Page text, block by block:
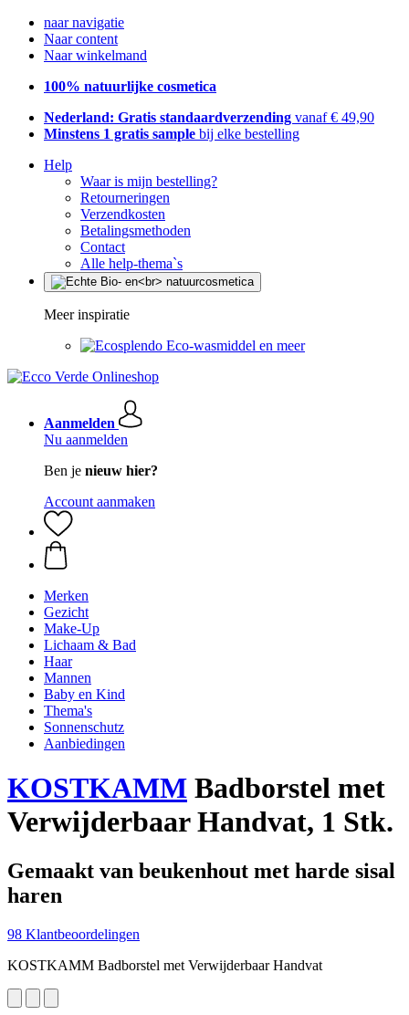
naar navigatie
Naar content
Naar winkelmand
100% natuurlijke cosmetica
Nederland: Gratis standaardverzending vanaf € 49,90
Minstens 1 gratis sample bij elke bestelling
Help
Waar is mijn bestelling?
Retourneringen
Verzendkosten
Betalingsmethoden
Contact
Alle help-thema`s
Meer inspiratie
Eco-wasmiddel en meer
Aanmelden
Nu aanmelden
Ben je nieuw hier?
Account aanmaken
Merken
Gezicht
Make-Up
Lichaam & Bad
Haar
Mannen
Baby en Kind
Thema's
Sonnenschutz
Aanbiedingen
KOSTKAMM Badborstel met
Verwijderbaar Handvat, 1 Stk.
Gemaakt van beukenhout met harde sisal
haren
98 Klantbeoordelingen
KOSTKAMM Badborstel met Verwijderbaar Handvat